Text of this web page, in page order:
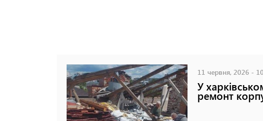
11 червня, 2026 -
У
ремонт